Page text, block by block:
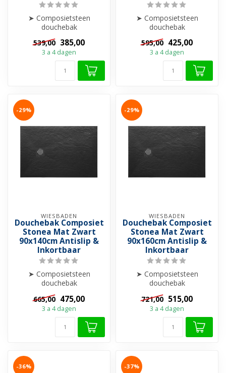
➤ Composietsteen
douchebak
➤ Krasvrij & Stootbestendig
➤ Inkortba...
539,00 385,00
3 a 4 dagen
➤ Composietsteen
douchebak
➤ Krasvrij & Stootbestendig
➤ Inkortba...
595,00 425,00
3 a 4 dagen
-29%
WIESBADEN
Douchebak Composiet
Stonea Mat Zwart
90x140cm Antislip &
Inkortbaar
➤ Composietsteen
douchebak
➤ Anti-slip
➤ Krasvrij & Stootbestendig
➤ Inkortba...
665,00 475,00
3 a 4 dagen
-29%
WIESBADEN
Douchebak Composiet
Stonea Mat Zwart
90x160cm Antislip &
Inkortbaar
➤ Composietsteen
douchebak
➤ Anti-slip
➤ Krasvrij & Stootbestendig
➤ Inkortba...
721,00 515,00
3 a 4 dagen
-36% -37%